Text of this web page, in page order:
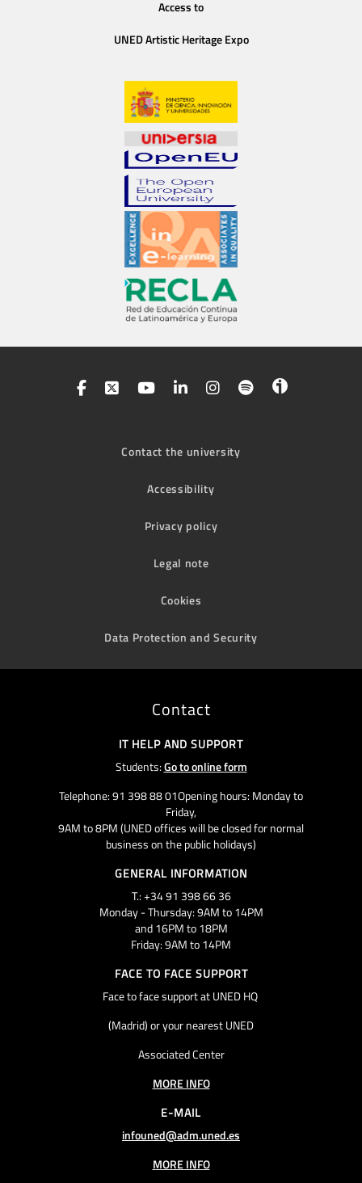
Access to
UNED Artistic Heritage Expo
Contact the university
Accessibility
Privacy policy
Legal note
Cookies
Data Protection and Security
Contact
IT HELP AND SUPPORT
Students:Go to online form
Telephone: 91 398 88 01Opening hours: Monday to
Friday,
9AM to 8PM (UNED offices will be closed for normal
business on the public holidays)
GENERAL INFORMATION
T.: +34 91 398 66 36
Monday - Thursday: 9AM to 14PM
and 16PM to 18PM
Friday: 9AM to 14PM
FACE TO FACE SUPPORT
Face to face support at UNED HQ
(Madrid) or your nearest UNED
Associated Center
MORE INFO
E-MAIL
infouned@adm.uned.es
MORE INFO